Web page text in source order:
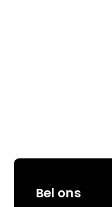
Bel ons